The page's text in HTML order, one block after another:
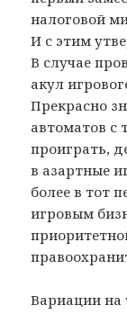
налоговой
И с этим
В случае
акул
Прекрасно
автоматов
проиграть,
в азартные
более в тот
игровым
Вариации на